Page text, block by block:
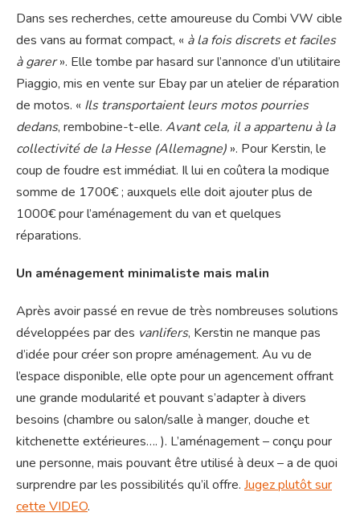
Dans ses recherches, cette amoureuse du Combi VW cible
des vans au format compact, « à la fois discrets et faciles
à garer». Elle tombe par hasard sur l’annonce d’un utilitaire
Piaggio, mis en vente sur Ebay par un atelier de réparation
de motos. « Ils transportaient leurs motos pourries
dedans, rembobine-t-elle. Avant cela, il a appartenu à la
collectivité de la Hesse (Allemagne) ». Pour Kerstin, le
coup de foudre est immédiat. Il lui en coûtera la modique
somme de 1700€ ; auxquels elle doit ajouter plus de
1000€ pour l’aménagement du van et quelques
réparations.
Un aménagement minimaliste mais malin
Après avoir passé en revue de très nombreuses solutions
développées par des vanlifers, Kerstin ne manque pas
d’idée pour créer son propre aménagement. Au vu de
l’espace disponible, elle opte pour un agencement offrant
une grande modularité et pouvant s’adapter à divers
besoins (chambre ou salon/salle à manger, douche et
kitchenette extérieures…. ). L’aménagement – conçu pour
une personne, mais pouvant être utilisé à deux – a de quoi
surprendre par les possibilités qu’il offre. Jugez plutôt sur
cette VIDEO.